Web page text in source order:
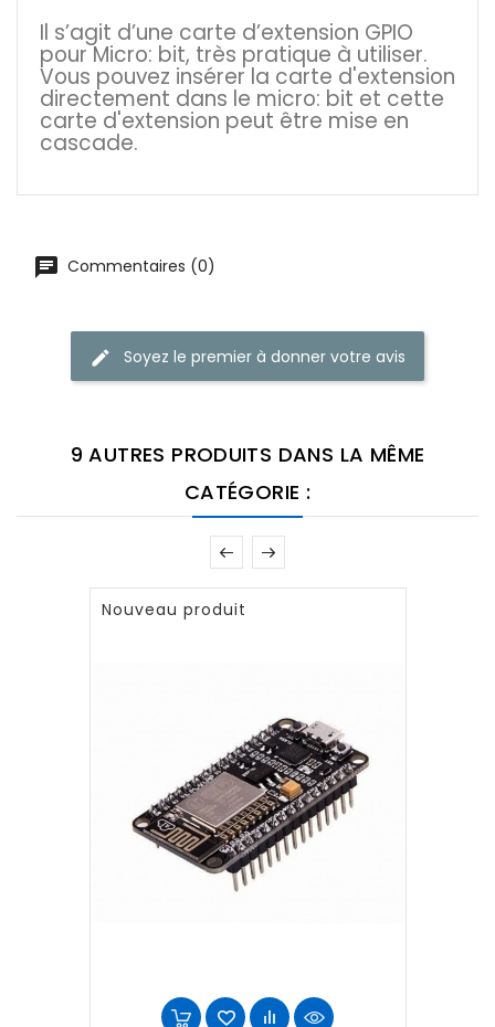
Il s’agit d’une carte d’extension GPIO
pour Micro: bit, très pratique à utiliser.
Vous pouvez insérer la carte d'extension
directement dans le micro: bit et cette
carte d'extension peut être mise en
cascade.
Commentaires (0)
Soyez le premier à donner votre avis
9 AUTRES PRODUITS DANS LA MÊME
CATÉGORIE :
Nouveau produit